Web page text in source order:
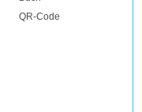
QR-Code